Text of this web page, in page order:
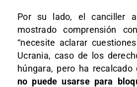
Por su lado, el canciller
mostrado comprensión
“necesite aclarar
Ucrania, caso de los
húngara, pero ha
no puede usarse para